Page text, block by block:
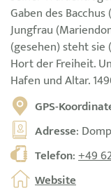
Gaben des
Jungfrau
(gesehen) steht sie
Hort der Freiheit.
Hafen und Altar.
GPS-
Adresse:
Telefon:+49
Website